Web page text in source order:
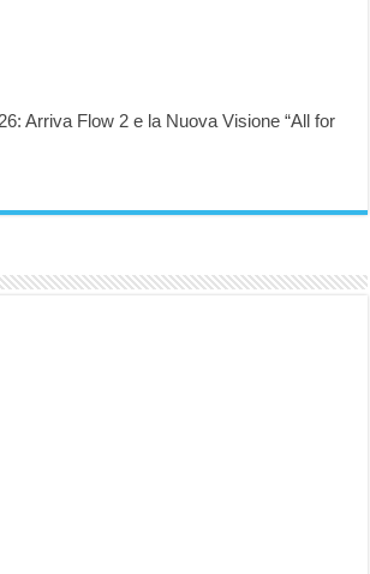
Arriva Flow 2 e la Nuova Visione “All for